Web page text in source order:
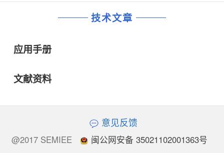
技术文章
应用手册
文献资料
意见反馈
@2017 SEMIEE
闽公网安备 35021102001363号